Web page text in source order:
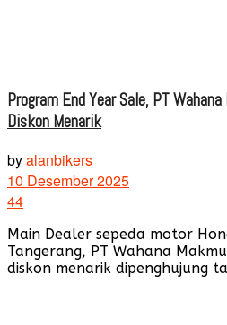
Program End Year Sale, PT
Diskon Menarik
byalanbikers
10 Desember 2025
44
Main Dealer sepeda motor
Tangerang, PT Wahana
diskon menarik dipenghujung